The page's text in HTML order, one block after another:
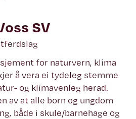
SV
for naturvern, klima
å vera ei tydeleg stemme
og klimavenleg herad.
av at alle born og ungdom
både i skule/barnehage og